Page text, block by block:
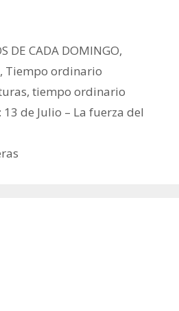
DE CADA DOMINGO,
, Tiempo ordinario
,tiempo ordinario
de Julio – La fuerza del